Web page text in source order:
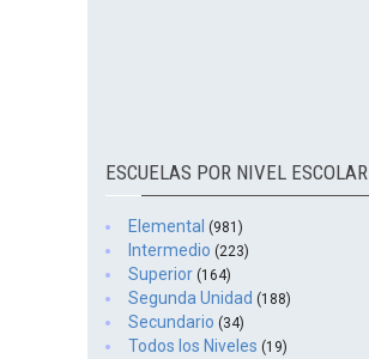
ESCUELAS POR NIVEL ESCOLAR
Elemental (981)
Intermedio (223)
Superior (164)
Segunda Unidad (188)
Secundario (34)
Todos los Niveles (19)